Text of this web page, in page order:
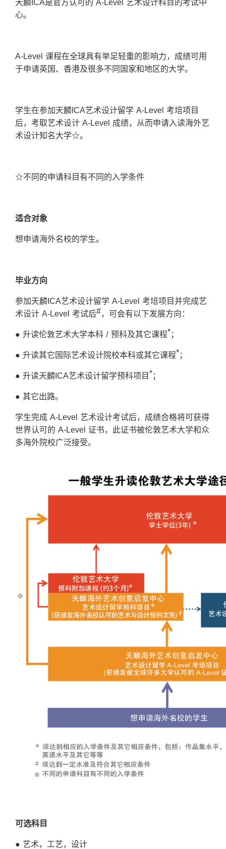
天麟 ICA是官方认可的 A-Level 艺术设计科目的考试中
心。
A-Level 课程在全球具有举足轻重的影响力，成绩可用
于申请英国、香港及很多不同国家和地区的大学。
学生在参加天麟ICA艺术设计留学 A-Level 考培项目
后，考取艺术设计 A-Level 成绩，从而申请入读海外艺
术设计知名大学☆。
☆不同的申请科目有不同的入学条件
适合对象
想申请海外名校的学生。
毕业方向
参加天麟ICA艺术设计留学 A-Level 考培项目并完成艺
术设计 A-Level 考试后#，可会有以下发展方向：
● 升读伦敦艺术大学本科 / 预科及其它课程*；
● 升读其它国际艺术设计院校本科或其它课程*；
● 升读天麟ICA艺术设计留学预科项目*；
● 其它出路。
学生完成 A-Level 艺术设计考试后，成绩合格将可获得
世界认可的 A-Level 证书，此证书被伦敦艺术大学和众
多海外院校广泛接受。
可选科 目
● 艺术，工艺，设计